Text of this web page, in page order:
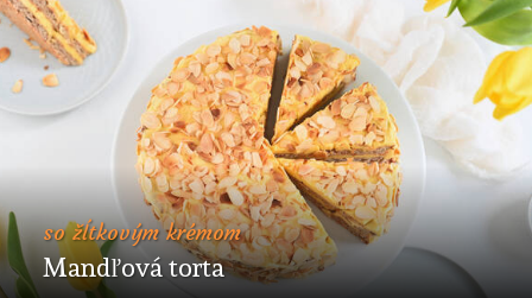
so žĺtkovým krémom
Mandľová torta